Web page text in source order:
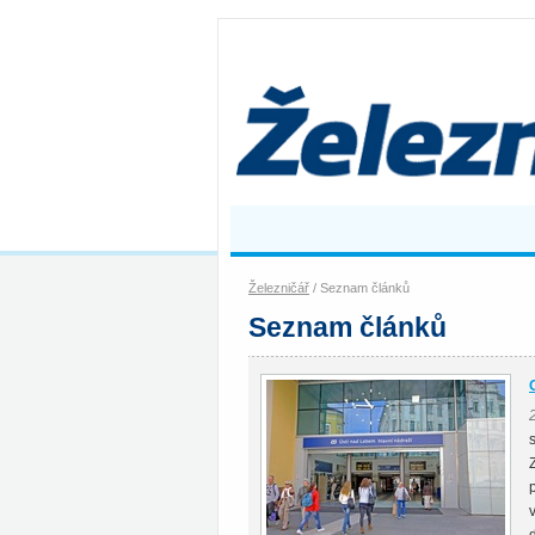
Železničář / Seznam článků
Seznam článků